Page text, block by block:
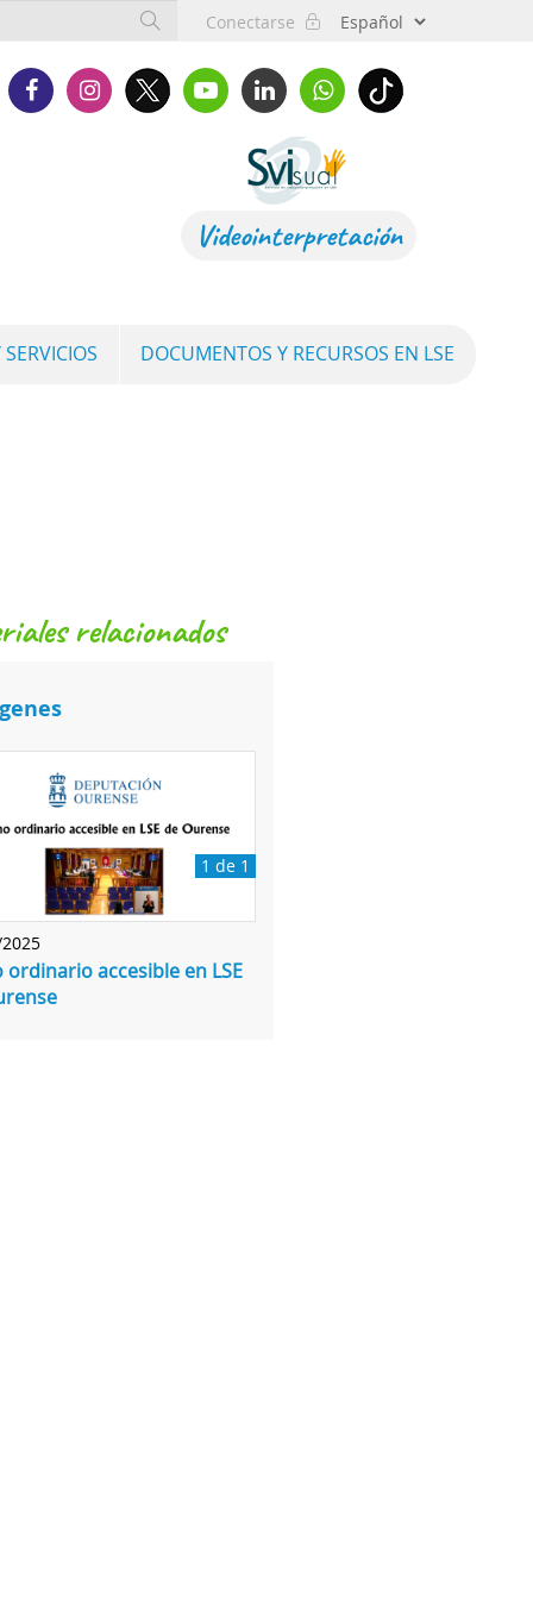
Conectarse
Videointerpretación
DOCUMENTOS Y RECURSOS EN LSE
relacionados
1 de 1
ordinario accesible en LSE